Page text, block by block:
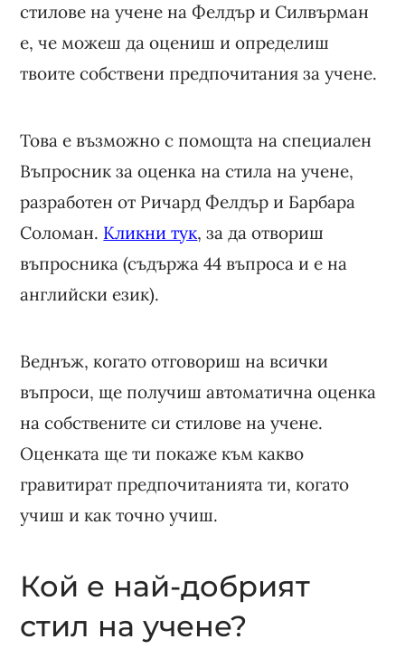
стилове на учене на Фелдър и Силвърман
е, че можеш да оцениш и определиш
твоите собствени предпочитания за учене.
Това е възможно с помощта на специален
Въпросник за оценка на стила на учене,
разработен от Ричард Фелдър и Барбара
Соломан. Кликни тук, за да отвориш
въпросника (съдържа 44 въпроса и е на
английски език).
Веднъж, когато отговориш на всички
въпроси, ще получиш автоматична оценка
на собствените си стилове на учене.
Оценката ще ти покаже към какво
гравитират предпочитанията ти, когато
учиш и как точно учиш.
Кой е най-добрият
стил на учене?